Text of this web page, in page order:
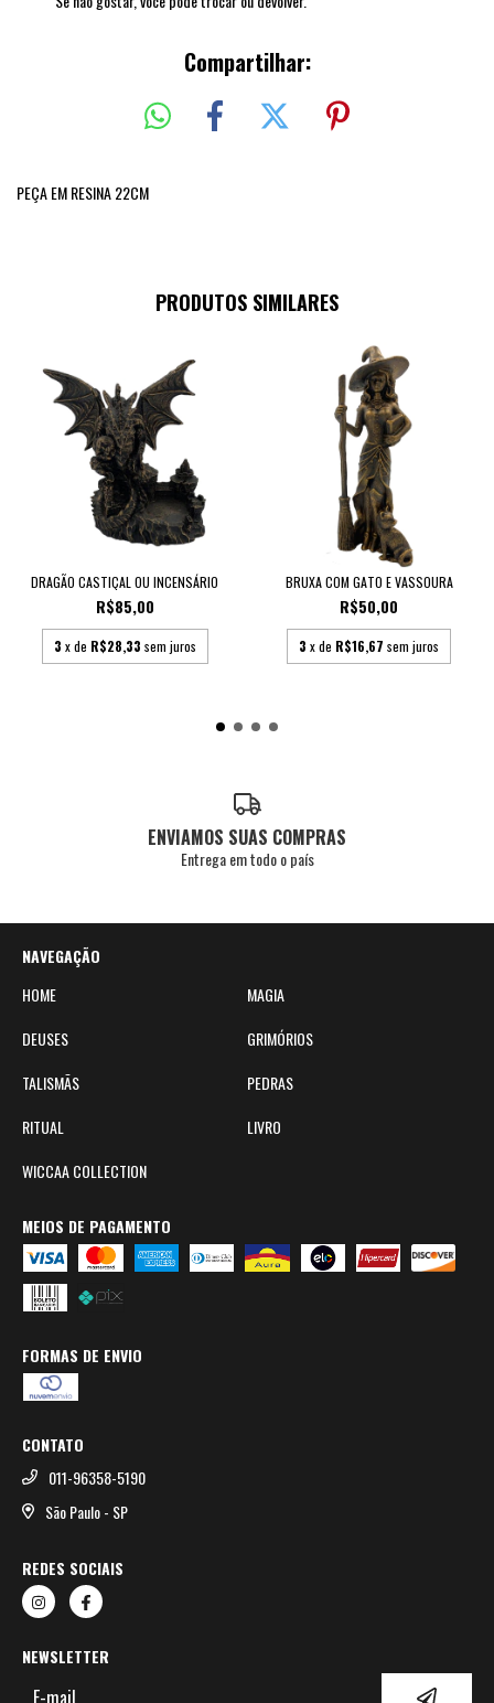
Compartilhar:
PEÇA EM RESINA 22CM
PRODUTOS SIMILARES
DRAGÃO CASTIÇAL OU INCENSÁRIO
R$85,00
3 x de R$28,33 sem juros
BRUXA COM GATO E VASSOURA
R$50,00
3 x de R$16,67 sem juros
ENVIAMOS SUAS COMPRAS
Entrega em todo o país
NAVEGAÇÃO
HOME
MAGIA
DEUSES
GRIMÓRIOS
TALISMÃS
PEDRAS
RITUAL
LIVRO
WICCAA COLLECTION
MEIOS DE PAGAMENTO
FORMAS DE ENVIO
CONTATO
011-96358-5190
São Paulo - SP
REDES SOCIAIS
NEWSLETTER